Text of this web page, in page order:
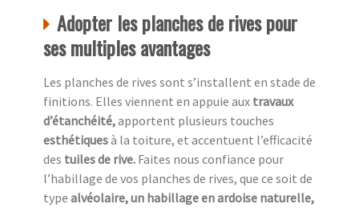
Adopter les planches de rives pour
ses multiples avantages
Les planches de rives sont s’installent en stade de
finitions. Elles viennent en appuie aux travaux
d’étanchéité,apportent plusieurs touches
esthétiquesà la toiture, et accentuent l’efficacité
des tuiles de rive. Faites nous confiance pour
l’habillage de vos planches de rives, que ce soit de
type alvéolaire, un habillage en ardoise naturelle,